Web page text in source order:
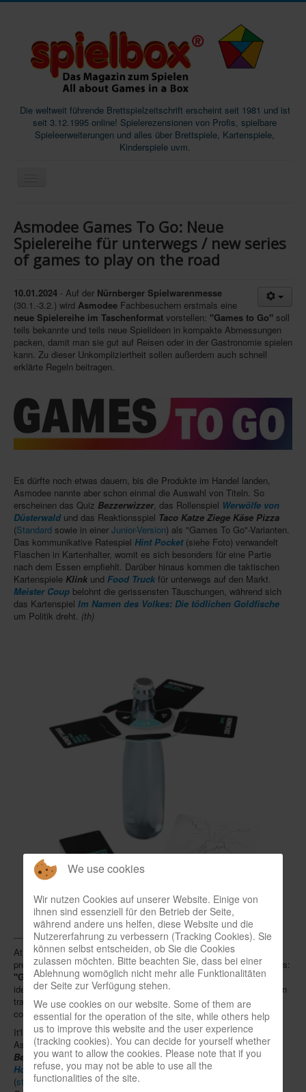
Die weltweit führende Brettspielzeitschrift erscheint seit 1981 und ist
seit 3.12.1995 online! Spielerezensionen von Profis, spielbare
Spieleerweiterungen und alles über Brettspiele, Kartenspiele,
Kinderspiele uvm.
Magazine
Abos/Subscriptions
SpieleMag
Infos
Shop
Download spielbox Special 2025
Newsletter
Spieledatenbank
Köpfe-Heads
Preise-Awards
Branchen-/Wirtschaftsnews
Interviews
Crowdfunding
Veranstaltungen-Events
Asmodee Games To Go: Neue
Spielereihe für unterwegs / new series
of games to play on the road
10.01.2024 - Auf der Nürnberger Spielwarenmesse
(30.1.-3.2.) wird Asmodee Fachbesuchern erstmals eine
neue Spielereihe im Taschenformat vorstellen: "Games to Go" soll
teils bekannte und teils neue Spielideen in kompakte Abmessungen
packen, damit man sie gut auf Reisen oder in der Gastronomie spielen
kann. Zu dieser Unkompliziertheit sollen außerdem auch schnell
erklärte Regeln beitragen.
Es dürfte noch etwas dauern, bis die Produkte im Handel landen,
Asmodee nannte aber schon einmal die Auswahl von Titeln. So
erscheinen das Quiz Bezzerwizzer, das Rollenspiel Werwölfe von
Düsterwaldund das Reaktionsspiel Taco Katze Ziege Käse Pizza
(Standard sowie in einer Junior-Version) als "Games To Go"-Varianten.
Das kommunikative Ratespiel Hint Pocket (siehe Foto) verwandelt
Flaschen in Kartenhalter, womit es sich besonders für eine Partie
nach dem Essen empfiehlt. Darüber hinaus kommen die taktischen
Kartenspiele Klink und Food Truckfür unterwegs auf den Markt.
Meister Coup belohnt die gerissensten Täuschungen, während sich
das Kartenspiel Im Namen des Volkes: Die tödlichen Goldfische
um Politik dreht. (th)
_____
At theNuremberg Toy Fair(Jan. 30 - Feb. 3),Asmodee
presenting anew series of games in pocket format to trade visitors:
"Games to Go"aims to reduce some familiar and some new game
ideas to compact dimensions so that they can be played easily when
traveling or in restaurants. Quickly explained rules should also
contribute to this simplicity.
It'll probably be a while before the products reach the shops, but
Asmodee has already named the selection of titles. The quiz
Bezzerwizzer, the role-playing game The Werewolves of Miller's
Hollowand the reaction gameTaco Cat Goat Cheese Pizza
(standardas well as a junior version
We use cookies
Wir nutzen Cookies auf unserer Website. Einige von
ihnen sind essenziell für den Betrieb der Seite,
während andere uns helfen, diese Website und die
Nutzererfahrung zu verbessern (Tracking Cookies). Sie
können selbst entscheiden, ob Sie die Cookies
zulassen möchten. Bitte beachten Sie, dass bei einer
Ablehnung womöglich nicht mehr alle Funktionalitäten
der Seite zur Verfügung stehen.
We use cookies on our website. Some of them are
essential for the operation of the site, while others help
us to improve this website and the user experience
(tracking cookies). You can decide for yourself whether
you want to allow the cookies. Please note that if you
refuse, you may not be able to use all the
functionalities of the site.